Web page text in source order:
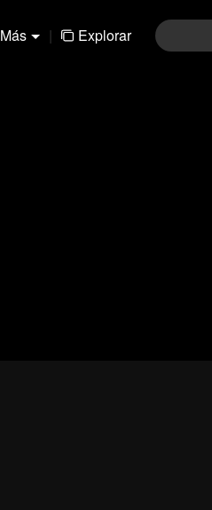
Más | Explorar